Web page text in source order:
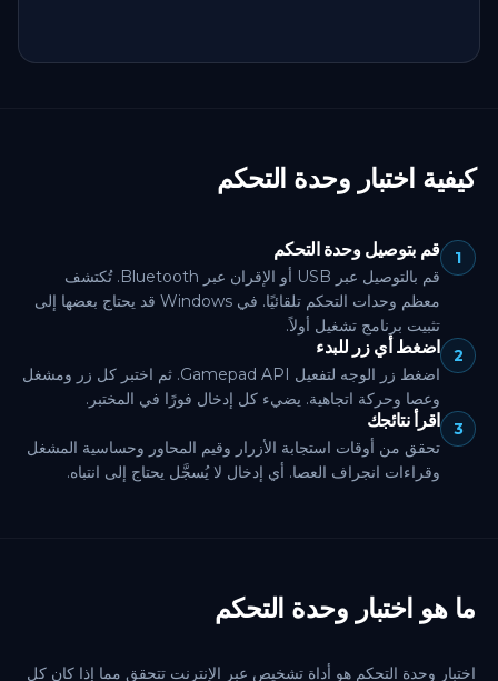
كيفية اختبار وحدة التحكم
1 قم بتوصيل وحدة التحكم
قم بالتوصيل عبر USB أو الإقران عبر Bluetooth. تُكتشف
معظم وحدات التحكم تلقائيًا. في Windows قد يحتاج بعضها إلى
تثبيت برنامج تشغيل أولاً.
2
اضغط أي زر للبدء
اضغط زر الوجه لتفعيل Gamepad API. ثم اختبر كل زر ومشغل
وعصا وحركة اتجاهية. يضيء كل إدخال فورًا في المختبر.
3
اقرأ نتائجك
تحقق من أوقات استجابة الأزرار وقيم المحاور وحساسية المشغل
وقراءات انجراف العصا. أي إدخال لا يُسجَّل يحتاج إلى انتباه.
ما هو اختبار وحدة التحكم
اختبار وحدة التحكم هو أداة تشخيص عبر الإنترنت تتحقق مما إذا كان كل